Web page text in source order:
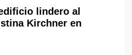
lindero al
Kirchner en